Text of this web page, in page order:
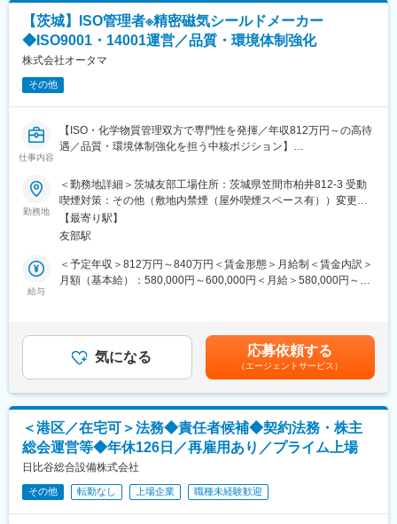
・労務管理、メンバー育成・組織開発
・安全・品質管理体制の構築
・経営層・グループ会社との連携による拠点成長戦略の企画・実
行
補”としての採用です。
・新設センターの立ち上げフェーズに参画でき、裁量が大きい
・収益改善や組織構築など、経営に直結したテーマに携われる
成が可能
・カフェテリア併設・最新設備の快適な就業環境
・ロジスティクス改革を推進するグループ文化のもと、改善・戦
略スキルを伸ばせる
■企業概要（株式会社横浜LSP）
当社は、保管・在庫管理・配車・輸送を一貫して提供する総合物
ンを提供しています。従業員数は約300～500名、全国で物流拠点
を展開し、堅実な経営基盤を確立しています。
■ビーインググループについて
「運ばない物流」という独自の思想のもと、物流改善・最適化を
中心に事業を展開。生活物資領域を中心に安定成長を続け、7年連
続で最高益を更新中。
グループ12社で構成され、全国規模で総合物流サービスを展開し
ています。
【茨城】ISO管理者※精密磁気シールドメーカー
◆ISO9001・14001運営／品質・環境体制強化
株式会社オータマ
その他
仕事内容
【ISO・化学物質管理双方で専門性を発揮／年収812万円～の高待
遇／品質・環境体制強化を担う中核ポジション】
■企業概要
当社は、磁気シールド技術を強みに、半導体・医療・研究分野な
ど高度な精密機器産業へ製品を提供しています。品質と環境への
高い要求に応える「磁気シールド」の専門メーカーです。
■業務内容
品質・環境管理に関する課題解決を通じて、顧客要求や法規制へ
の対応、製品品質の維持向上を支えるポジションです。社内外の
＜詳細＞
・ISO9001およびISO14001の運用・管理全般
・外部審査や顧客監査への対応
・各種規程や手順書の整備、見直し・更新
・是正処置・予防処置の管理と再発防止の仕組みづくり
・化学物質管理に関わる業務全般
・SDS（安全データシート）の管理・更新
・RoHS、REACHなどの環境規制への対応
・社内教育の企画・実施（品質・環境領域）
勤務地
＜勤務地詳細＞茨城友部工場住所：茨城県笠間市柏井812-3 受動
喫煙対策：その他（敷地内禁煙（屋外喫煙スペース有））変更の
範囲：会社の定める事業所
【最寄り駅】
友部駅
給与
＜予定年収＞812万円～840万円＜賃金形態＞月給制＜賃金内訳＞
月額（基本給）：580,000円～600,000円＜月給＞580,000円～
ヵ月程度賃金はあくまでも目安の金額であり、選考を通じて上下
する可能性があります。月給(月額)は固定手当を含めた表記です。
気になる 応募依頼する
（エージェントサービス）
＜港区／在宅可＞法務◆責任者候補◆契約法務・株主
総会運営等◆年休126日／再雇用あり／プライム上場
日比谷総合設備株式会社
その他 転勤なし 上場企業 職種未経験歓迎